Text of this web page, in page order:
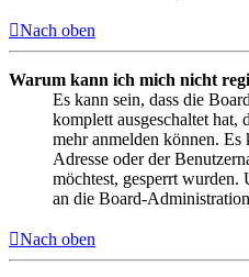
Nach oben
Warum kann ich mich nicht
Es kann sein, dass die
komplett ausgeschaltet hat,
mehr anmelden können. Es
Adresse oder der
möchtest, gesperrt
an die Board-
Nach oben